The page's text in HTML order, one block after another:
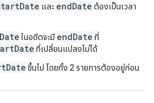
และ endDate ต้องเป็นเวลา
ในอดีตจะมี endDate ที่
ที่เปลี่ยนแปลงไม่ได้
ขึ้นไป โดยทั้ง 2 รายการต้องอยู่ก่อน